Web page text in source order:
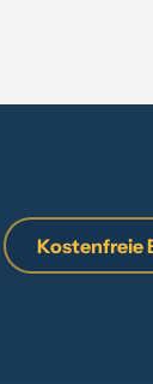
Kostenfreie